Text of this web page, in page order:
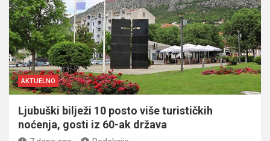
AKTUELNO
Ljubuški bilježi 10 posto više turističkih
noćenja, gosti iz 60-ak država